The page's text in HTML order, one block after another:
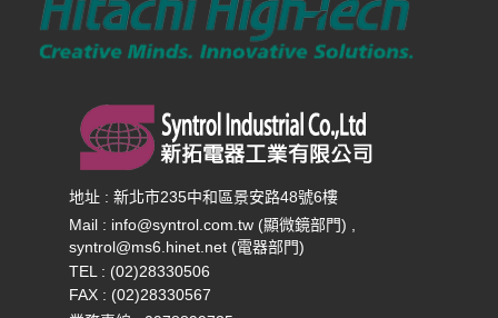
地址 : 新北市235中和區景安路48號6樓
Mail : info@syntrol.com.tw (顯微鏡部門) ,
syntrol@ms6.hinet.net (電器部門)
TEL : (02)28330506
FAX : (02)28330567